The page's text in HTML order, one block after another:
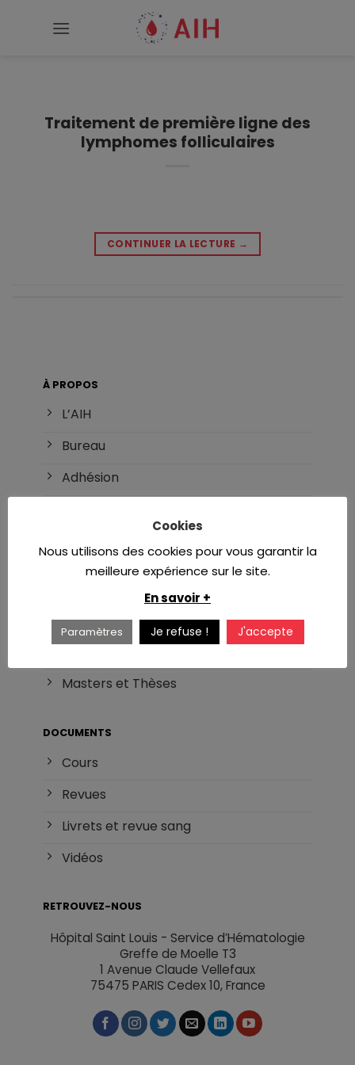
Traitement de première ligne des
lymphomes folliculaires
CONTINUER LA LECTURE →
À PROPOS
L’AIH
Bureau
Adhésion
INTERNAT
Réforme du DES
Masters et Thèses
DOCUMENTS
Cours
Revues
Livrets et revue sang
Vidéos
RETROUVEZ-NOUS
Hôpital Saint Louis - Service d’Hématologie
Greffe de Moelle T3
1 Avenue Claude Vellefaux
75475 PARIS Cedex 10, France
Cookies
Nous utilisons des cookies pour vous garantir la
meilleure expérience sur le site.
En savoir +
Paramètres Je refuse ! J'accepte